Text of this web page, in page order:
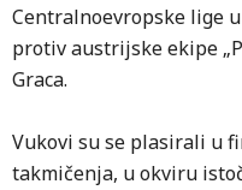
Centralnoevropske lige
protiv austrijske ekipe
Graca.
Vukovi su se plasirali u
takmičenja, u okviru